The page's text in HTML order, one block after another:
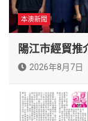
本澳新聞
陽江市經貿推
2026年8月7日